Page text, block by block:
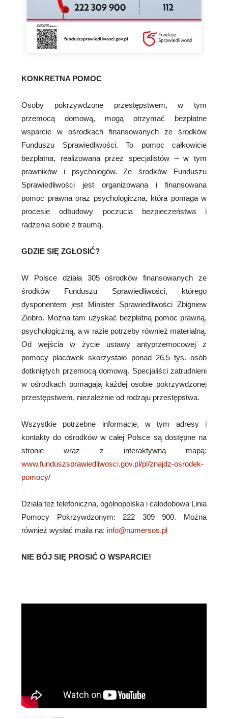
KONKRETNA POMOC
Osoby pokrzywdzone przestępstwem, w tym
przemocą domową, mogą otrzymać bezpłatne
wsparcie w ośrodkach finansowanych ze środków
Funduszu Sprawiedliwości. To pomoc całkowicie
bezpłatna, realizowana przez specjalistów – w tym
prawników i psychologów. Ze środków Funduszu
Sprawiedliwości jest organizowana i finansowana
pomoc prawna oraz psychologiczna, która pomaga w
procesie odbudowy poczucia bezpieczeństwa i
radzenia sobie z traumą.
GDZIE SIĘ ZGŁOSIĆ?
W Polsce działa 305 ośrodków finansowanych ze
środków Funduszu Sprawiedliwości, którego
dysponentem jest Minister Sprawiedliwości Zbigniew
Ziobro. Można tam uzyskać bezpłatną pomoc prawną,
psychologiczną, a w razie potrzeby również materialną.
Od wejścia w życie ustawy antyprzemocowej z
pomocy placówek skorzystało ponad 26,5 tys. osób
dotkniętych przemocą domową. Specjaliści zatrudnieni
w ośrodkach pomagają każdej osobie pokrzywdzonej
przestępstwem, niezależnie od rodzaju przestępstwa.
Wszystkie potrzebne informacje, w tym adresy i
kontakty do ośrodków w całej Polsce są dostępne na
stronie wraz z interaktywną mapą:
www.funduszsprawiedliwosci.gov.pl/pl/znajdz-osrodek-
pomocy/
Działa też telefoniczna, ogólnopolska i całodobowa Linia
Pomocy Pokrzywdzonym: 222 309 900. Można
również wysłać maila na: info@numersos.pl
NIE BÓJ SIĘ PROSIĆ O WSPARCIE!